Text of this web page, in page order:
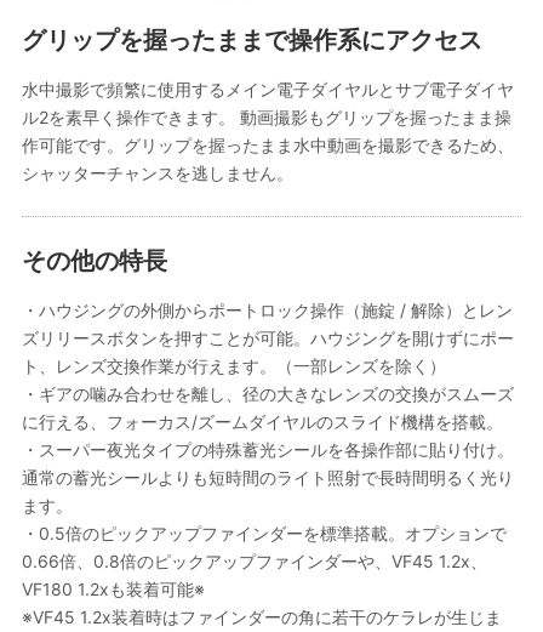
グリップを握ったままで操作系にアクセス
水中撮影で頻繁に使用するメイン電子ダイヤルとサブ電子ダイヤ
ル2を素早く操作できます。 動画撮影もグリップを握ったまま操
作可能です。グリップを握ったまま水中動画を撮影できるため、
シャッターチャンスを逃しません。
その他の特長
・ハウジングの外側からポートロック操作（施錠 / 解除）とレン
ズリリースボタンを押すことが可能。ハウジングを開けずにポー
ト、レンズ交換作業が行えます。（一部レンズを除く）
・ギアの噛み合わせを離し、径の大きなレンズの交換がスムーズ
に行える、フォーカス/ズームダイヤルのスライド機構を搭載。
・スーパー夜光タイプの特殊蓄光シールを各操作部に貼り付け。
通常の蓄光シールよりも短時間のライト照射で長時間明るく光り
ます。
・0.5倍のピックアップファインダーを標準搭載。オプションで
0.66倍、0.8倍のピックアップファインダーや、VF45 1.2x、
VF180 1.2xも装着可能※
※VF45 1.2x装着時はファインダーの角に若干のケラレが生じま